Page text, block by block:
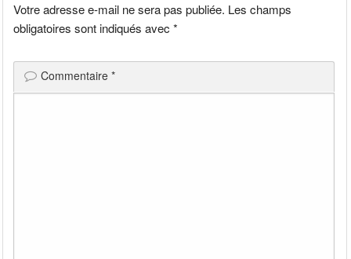
Votre adresse e-mail ne sera pas publiée. Les champs
obligatoires sont indiqués avec*
Commentaire*